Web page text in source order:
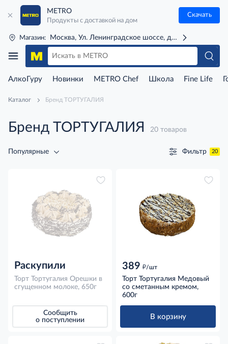
METRO
Продукты с доставкой на дом
Скачать
Магазин: Москва, Ул. Ленинградское шоссе, д. 71Г (м. Речной
АлкоГуру Новинки METRO Chef Школа Fine Life
Каталог Бренд ТОРТУГАЛИЯ
Бренд ТОРТУГАЛИЯ 20 товаров
Популярные Фильтр 20
Раскупили
Торт Тортугалия Орешки в
сгущенном молоке, 650г
Сообщить
о поступлении
389 д/шт
Торт Тортугалия Медовый
со сметанным кремом,
600г
В корзину